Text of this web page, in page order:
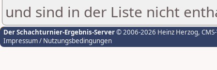
und sind in der Liste nicht
Der Schachturnier-Ergebnis-Server© 2006-2026 Heinz Herzog,
Impressum / Nutzungsbedingungen